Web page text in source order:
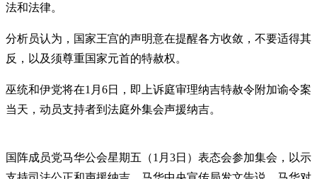
法和法律。
分析员认为，国家王宫的声明意在提醒各方收敛，不要适得其
反，以及须尊重国家元首的特赦权。
巫统和伊党将在1月6日，即上诉庭审理纳吉特赦令附加谕令案
当天，动员支持者到法庭外集会声援纳吉。
国阵成员党马华公会星期五（1月3日）表态会参加集会，以示